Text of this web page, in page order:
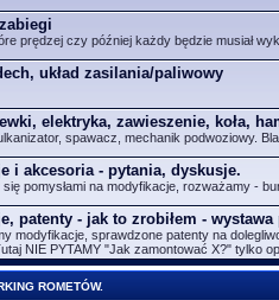
prędzej czy później każdy będzie musiał
układ zasilania/paliwowy
elektryka, zawieszenie, koła,
spawacz, mechanik podwoziowy.
i akcesoria - pytania, dyskusje.
pomysłami na modyfikacje, rozważamy -
patenty - jak to zrobiłem -
modyfikacje, sprawdzone patenty na
NIE PYTAMY "Jak zamontować X?" tylko
ROMETÓW.